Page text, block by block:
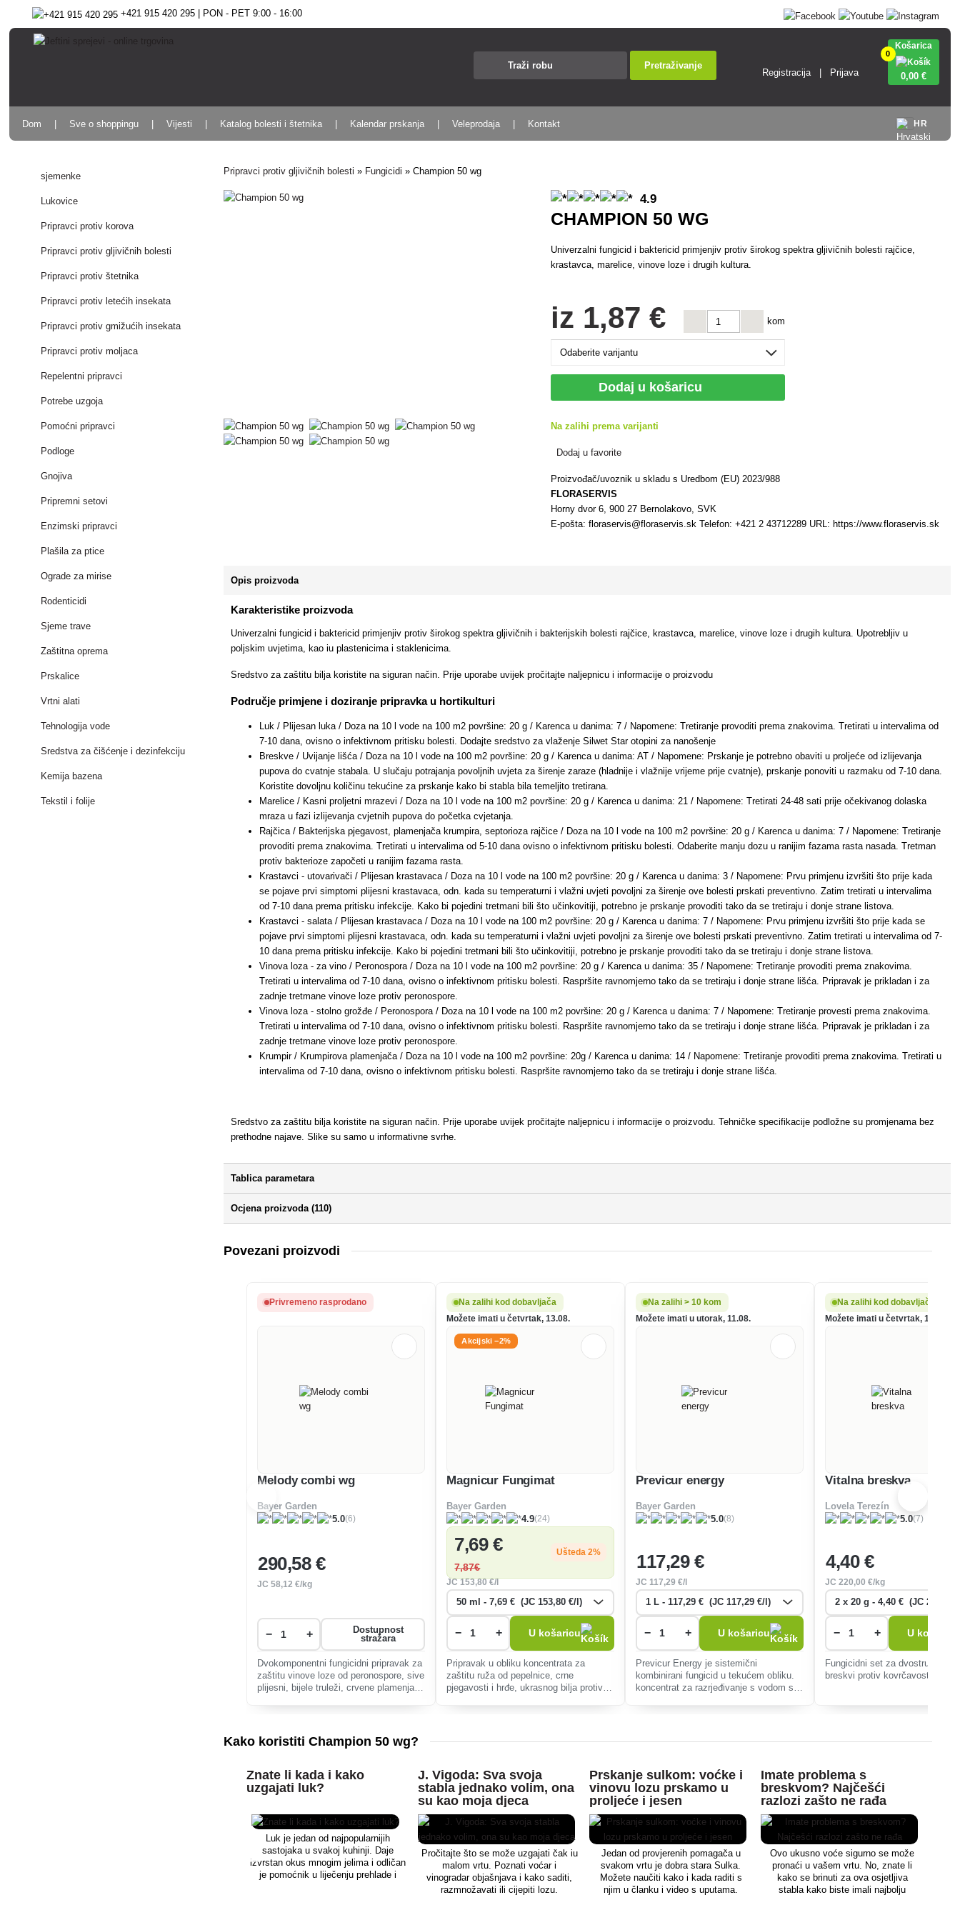
+421 915 420 295 | PON - PET 9:00 - 16:00
Pretraživanje
Registracija Prijava
0
Košarica
0,00 €
HR
Dom Sve o shoppingu Vijesti Katalog bolesti i štetnika Kalendar prskanja Veleprodaja Kontakt
sjemenke
Lukovice
Pripravci protiv korova
Pripravci protiv gljivičnih bolesti
Pripravci protiv štetnika
Pripravci protiv letećih insekata
Pripravci protiv gmižućih insekata
Pripravci protiv moljaca
Repelentni pripravci
Potrebe uzgoja
Pomoćni pripravci
Podloge
Gnojiva
Pripremni setovi
Enzimski pripravci
Plašila za ptice
Ograde za mirise
Rodenticidi
Sjeme trave
Zaštitna oprema
Prskalice
Vrtni alati
Tehnologija vode
Sredstva za čišćenje i dezinfekciju
Kemija bazena
Tekstil i folije
Pripravci protiv gljivičnih bolesti » Fungicidi »Champion 50 wg
4.9
CHAMPION 50 WG
Univerzalni fungicid i baktericid primjenjiv protiv širokog spektra gljivičnih bolesti rajčice,
krastavca, marelice, vinove loze i drugih kultura.
iz 1,87 € kom
Dodaj u košaricu
Na zalihi prema varijanti
Dodaj u favorite
Proizvođač/uvoznik u skladu s Uredbom (EU) 2023/988
FLORASERVIS
Horny dvor 6, 900 27 Bernolakovo, SVK
E-pošta: floraservis@floraservis.sk Telefon: +421 2 43712289 URL: https://www.floraservis.sk
Opis proizvoda
Karakteristike proizvoda
Univerzalni fungicid i baktericid primjenjiv protiv širokog spektra gljivičnih i bakterijskih bolesti rajčice, krastavca, marelice, vinove loze i drugih kultura. Upotrebljiv u
poljskim uvjetima, kao iu plastenicima i staklenicima.
Sredstvo za zaštitu bilja koristite na siguran način. Prije uporabe uvijek pročitajte naljepnicu i informacije o proizvodu
Područje primjene i doziranje pripravka u hortikulturi
Luk / Plijesan luka / Doza na 10 l vode na 100 m2 površine: 20 g / Karenca u danima: 7 / Napomene: Tretiranje provoditi prema znakovima. Tretirati u intervalima od
7-10 dana, ovisno o infektivnom pritisku bolesti. Dodajte sredstvo za vlaženje Silwet Star otopini za nanošenje
Breskve / Uvijanje lišća / Doza na 10 l vode na 100 m2 površine: 20 g / Karenca u danima: AT / Napomene: Prskanje je potrebno obaviti u proljeće od izlijevanja
pupova do cvatnje stabala. U slučaju potrajanja povoljnih uvjeta za širenje zaraze (hladnije i vlažnije vrijeme prije cvatnje), prskanje ponoviti u razmaku od 7-10 dana.
Koristite dovoljnu količinu tekućine za prskanje kako bi stabla bila temeljito tretirana.
Marelice / Kasni proljetni mrazevi / Doza na 10 l vode na 100 m2 površine: 20 g / Karenca u danima: 21 / Napomene: Tretirati 24-48 sati prije očekivanog dolaska
mraza u fazi izlijevanja cvjetnih pupova do početka cvjetanja.
Rajčica / Bakterijska pjegavost, plamenjača krumpira, septorioza rajčice / Doza na 10 l vode na 100 m2 površine: 20 g / Karenca u danima: 7 / Napomene: Tretiranje
provoditi prema znakovima. Tretirati u intervalima od 5-10 dana ovisno o infektivnom pritisku bolesti. Odaberite manju dozu u ranijim fazama rasta nasada. Tretman
protiv bakterioze započeti u ranijim fazama rasta.
Krastavci - utovarivači / Plijesan krastavaca / Doza na 10 l vode na 100 m2 površine: 20 g / Karenca u danima: 3 / Napomene: Prvu primjenu izvršiti što prije kada
se pojave prvi simptomi plijesni krastavaca, odn. kada su temperaturni i vlažni uvjeti povoljni za širenje ove bolesti prskati preventivno. Zatim tretirati u intervalima
od 7-10 dana prema pritisku infekcije. Kako bi pojedini tretmani bili što učinkovitiji, potrebno je prskanje provoditi tako da se tretiraju i donje strane listova.
Krastavci - salata / Plijesan krastavaca / Doza na 10 l vode na 100 m2 površine: 20 g / Karenca u danima: 7 / Napomene: Prvu primjenu izvršiti što prije kada se
pojave prvi simptomi plijesni krastavaca, odn. kada su temperaturni i vlažni uvjeti povoljni za širenje ove bolesti prskati preventivno. Zatim tretirati u intervalima od 7-
10 dana prema pritisku infekcije. Kako bi pojedini tretmani bili što učinkovitiji, potrebno je prskanje provoditi tako da se tretiraju i donje strane listova.
Vinova loza - za vino / Peronospora / Doza na 10 l vode na 100 m2 površine: 20 g / Karenca u danima: 35 / Napomene: Tretiranje provoditi prema znakovima.
Tretirati u intervalima od 7-10 dana, ovisno o infektivnom pritisku bolesti. Raspršite ravnomjerno tako da se tretiraju i donje strane lišća. Pripravak je prikladan i za
zadnje tretmane vinove loze protiv peronospore.
Vinova loza - stolno grožđe / Peronospora / Doza na 10 l vode na 100 m2 površine: 20 g / Karenca u danima: 7 / Napomene: Tretiranje provesti prema znakovima.
Tretirati u intervalima od 7-10 dana, ovisno o infektivnom pritisku bolesti. Raspršite ravnomjerno tako da se tretiraju i donje strane lišća. Pripravak je prikladan i za
zadnje tretmane vinove loze protiv peronospore.
Krumpir / Krumpirova plamenjača / Doza na 10 l vode na 100 m2 površine: 20g / Karenca u danima: 14 / Napomene: Tretiranje provoditi prema znakovima. Tretirati u
intervalima od 7-10 dana, ovisno o infektivnom pritisku bolesti. Raspršite ravnomjerno tako da se tretiraju i donje strane lišća.
Sredstvo za zaštitu bilja koristite na siguran način. Prije uporabe uvijek pročitajte naljepnicu i informacije o proizvodu. Tehničke specifikacije podložne su promjenama bez
prethodne najave. Slike su samo u informativne svrhe.
Tablica parametara
Ocjena proizvoda (110)
Povezani proizvodi
Privremeno rasprodano
Melody combi wg
Bayer Garden
5.0(6)
290,58 €
JC58,12 €/kg
− +
Dostupnost
stražara
Dvokomponentni fungicidni pripravak za
zaštitu vinove loze od peronospore, sive
plijesni, bijele truleži, crvene plamenjače
Na zalihi kod dobavljača
Možete imati u četvrtak, 13.08.
Akcijski −2%
Magnicur Fungimat
Bayer Garden
4.9(24)
7,69 €
7,87€
Ušteda 2%
JC153,80 €/l
− + U košaricu
Pripravak u obliku koncentrata za
zaštitu ruža od pepelnice, crne
pjegavosti i hrđe, ukrasnog bilja protiv
Na zalihi > 10 kom
Možete imati u utorak, 11.08.
Previcur energy
Bayer Garden
5.0(8)
117,29 €
JC 117,29 €/l
− + U košaricu
Previcur Energy je sistemični
kombinirani fungicid u tekućem obliku.
koncentrat za razrjeđivanje s vodom s
Na zalihi kod dobavljača
Možete imati u četvrtak, 13.08.
Vitalna breskva
Lovela Terezín
5.0(7)
4,40 €
JC220,00 €/kg
− + U košaricu
Fungicidni set za dvostruko
breskvi protiv kovrčavosti lišća.
Kako koristiti Champion 50 wg?
Znate li kada i kako
uzgajati luk?
Luk je jedan od najpopularnijih
sastojaka u svakoj kuhinji. Daje
izvrstan okus mnogim jelima i odličan
je pomoćnik u liječenju prehlade i
J. Vigoda: Sva svoja
stabla jednako volim, ona
su kao moja djeca
Pročitajte što se može uzgajati čak iu
malom vrtu. Poznati voćar i
vinogradar objašnjava i kako saditi,
razmnožavati ili cijepiti lozu.
Prskanje sulkom: voćke i
vinovu lozu prskamo u
proljeće i jesen
Jedan od provjerenih pomagača u
svakom vrtu je dobra stara Sulka.
Možete naučiti kako i kada raditi s
njim u članku i video s uputama.
Imate problema s
breskvom? Najčešći
razlozi zašto ne rađa
Ovo ukusno voće sigurno se može
pronaći u vašem vrtu. No, znate li
kako se brinuti za ova osjetljiva
stabla kako biste imali najbolju